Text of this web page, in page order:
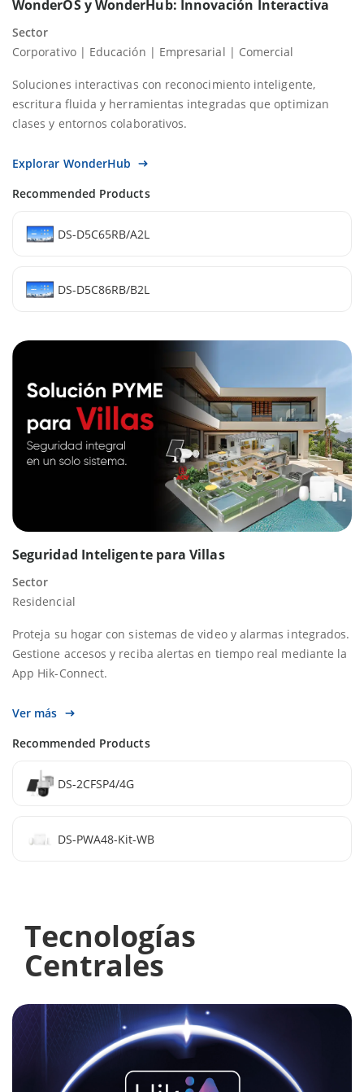
WonderOS y WonderHub: Innovación Interactiva
Sector
Corporativo | Educación | Empresarial | Comercial
Soluciones interactivas con reconocimiento inteligente,
escritura fluida y herramientas integradas que optimizan
clases y entornos colaborativos.
Explorar WonderHub
Recommended Products
DS-D5C65RB/A2L
DS-D5C86RB/B2L
Seguridad Inteligente para Villas
Sector
Residencial
Proteja su hogar con sistemas de video y alarmas integrados.
Gestione accesos y reciba alertas en tiempo real mediante la
App Hik-Connect.
Ver más
Recommended Products
DS-2CFSP4/4G
DS-PWA48-Kit-WB
Tecnologías
Centrales